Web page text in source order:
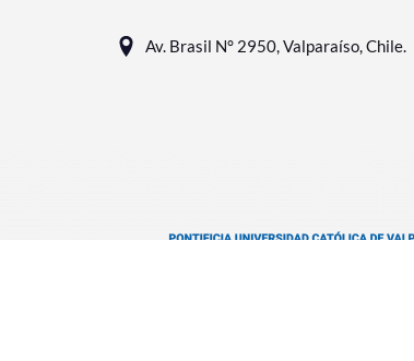
Av. Brasil N° 2950, Valparaíso, Chile.